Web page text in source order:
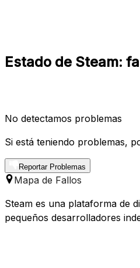
Estado de Steam:
No detectamos problemas
Si está teniendo problemas,
Reportar Problemas
Mapa de Fallos
Steam es una plataforma de
pequeños desarrolladores